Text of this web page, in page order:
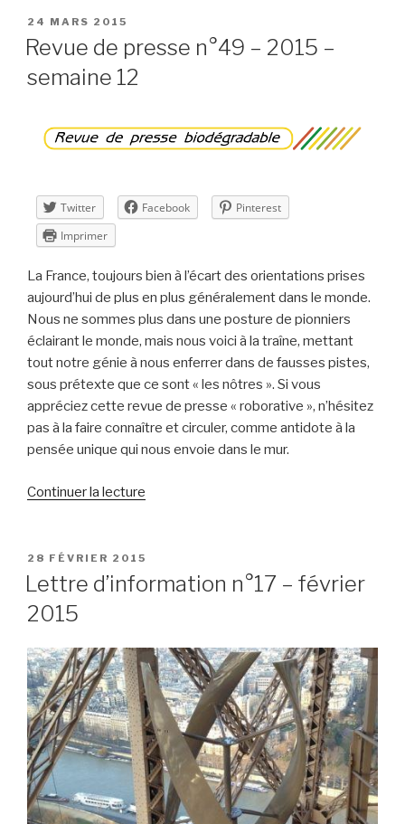
quel
chauffe
»
1 »
PUBLIÉ
LE
24 MARS 2015
Revue de presse n°49 – 2015 –
semaine 12
Twitter Facebook
Pinterest
Imprimer
La France, toujours bien à l’écart des orientations prises
aujourd’hui de plus en plus généralement dans le monde.
Nous ne sommes plus dans une posture de pionniers
éclairant le monde, mais nous voici à la traîne, mettant
tout notre génie à nous enferrer dans de fausses pistes,
sous prétexte que ce sont « les nôtres ». Si vous
appréciez cette revue de presse « roborative », n’hésitez
pas à la faire connaître et circuler, comme antidote à la
pensée unique qui nous envoie dans le mur.
Continuer la lecture
n°49
semaine
12 »
PUBLIÉ
LE
28 FÉVRIER 2015
Lettre d’information n°17 – février
2015